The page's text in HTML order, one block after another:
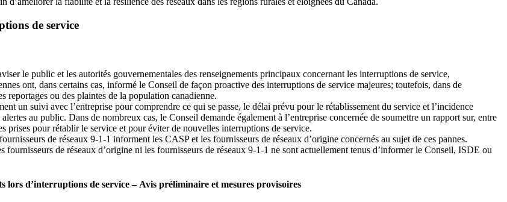
de service
le public et les autorités gouvernementales des renseignements principaux concernant les interruptions de service,
ont, dans certains cas, informé le Conseil de façon proactive des interruptions de service majeures; toutefois, dans de
reportages ou des plaintes de la population canadienne.
un suivi avec l’entreprise pour comprendre ce qui se passe, le délai prévu pour le rétablissement du service et l’incidence
au public. Dans de nombreux cas, le Conseil demande également à l’entreprise concernée de soumettre un rapport sur, entre
prises pour rétablir le service et pour éviter de nouvelles interruptions de service.
de réseaux 9-1-1 informent les CASP et les fournisseurs de réseaux d’origine concernés au sujet de ces pannes.
de réseaux d’origine ni les fournisseurs de réseaux 9-1-1 ne sont actuellement tenus d’informer le Conseil, ISDE ou
d’interruptions de service – Avis préliminaire et mesures provisoires